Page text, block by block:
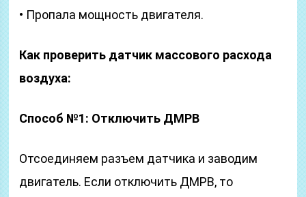
• Пропала мощность двигателя.
Как проверить датчик массового расхода
воздуха:
Способ №1: Отключить ДМРВ
Отсоединяем разъем датчика и заводим
двигатель. Если отключить ДМРВ, то